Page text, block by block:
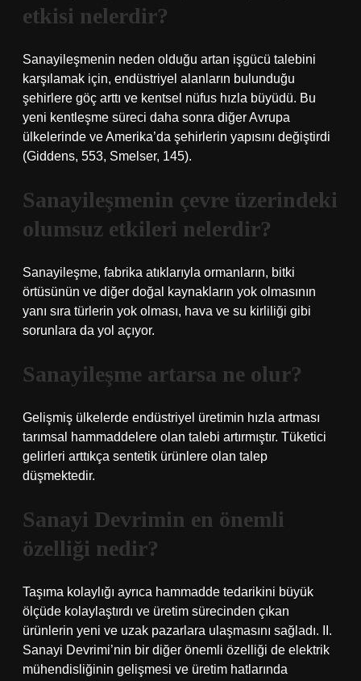
etkisi nelerdir?
Sanayileşmenin neden olduğu artan işgücü talebini
karşılamak için, endüstriyel alanların bulunduğu
şehirlere göç arttı ve kentsel nüfus hızla büyüdü. Bu
yeni kentleşme süreci daha sonra diğer Avrupa
ülkelerinde ve Amerika’da şehirlerin yapısını değiştirdi
(Giddens, 553, Smelser, 145).
Sanayileşmenin çevre üzerindeki
olumsuz etkileri nelerdir?
Sanayileşme, fabrika atıklarıyla ormanların, bitki
örtüsünün ve diğer doğal kaynakların yok olmasının
yanı sıra türlerin yok olması, hava ve su kirliliği gibi
sorunlara da yol açıyor.
Sanayileşme artarsa ne olur?
Gelişmiş ülkelerde endüstriyel üretimin hızla artması
tarımsal hammaddelere olan talebi artırmıştır. Tüketici
gelirleri arttıkça sentetik ürünlere olan talep
düşmektedir.
Sanayi Devrimin en önemli
özelliği nedir?
Taşıma kolaylığı ayrıca hammadde tedarikini büyük
ölçüde kolaylaştırdı ve üretim sürecinden çıkan
ürünlerin yeni ve uzak pazarlara ulaşmasını sağladı. II.
Sanayi Devrimi’nin bir diğer önemli özelliği de elektrik
mühendisliğinin gelişmesi ve üretim hatlarında